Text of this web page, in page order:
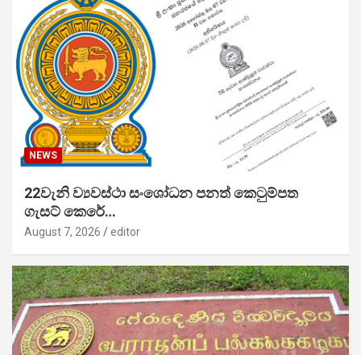
NEWS
22වැනි ව්‍යවස්ථා සංශෝධන පනත් කෙටුම්පත
ගැසට් කෙරේ…
August 7, 2026 editor